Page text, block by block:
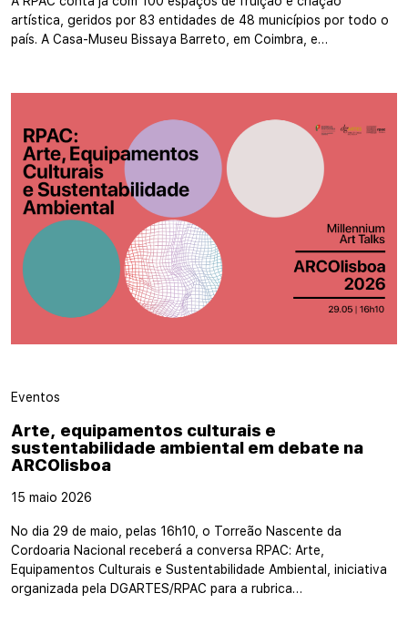
artística, geridos por 83 entidades de 48 municípios por todo o
país. A Casa-Museu Bissaya Barreto, em Coimbra, e…
Eventos
Arte, equipamentos culturais e
sustentabilidade ambiental em debate na
ARCOlisboa
15 maio 2026
No dia 29 de maio, pelas 16h10, o Torreão Nascente da
Cordoaria Nacional receberá a conversa RPAC: Arte,
Equipamentos Culturais e Sustentabilidade Ambiental, iniciativa
organizada pela DGARTES/RPAC para a rubrica…